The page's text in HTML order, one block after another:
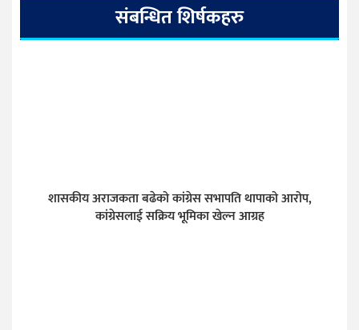
संबन्धित शिर्षकहरु
शासकीय अराजकता बढेको कांग्रेस सभापति थापाको आरोप,
कांग्रेसलाई सक्रिय भूमिका खेल्न आग्रह